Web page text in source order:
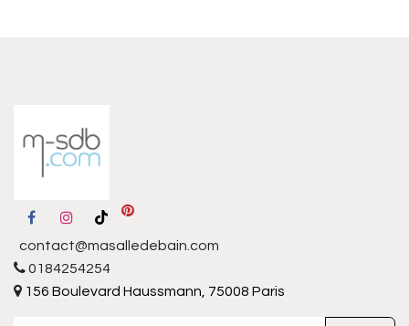
contact@masalledebain.com
0184254254
156 Boulevard Haussmann, 75008 Paris